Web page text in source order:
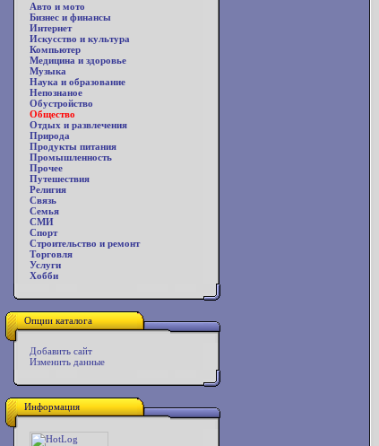
Авто и мото
Бизнес и финансы
Интернет
Искусство и культура
Компьютер
Медицина и здоровье
Музыка
Наука и образование
Непознаное
Обустройство
Общество
Отдых и развлечения
Природа
Продукты питания
Промышленность
Прочее
Путешествия
Религия
Связь
Семья
СМИ
Спорт
Строительство и ремонт
Торговля
Услуги
Хобби
Опции каталога
Добавить сайт
Изменить данные
Информация